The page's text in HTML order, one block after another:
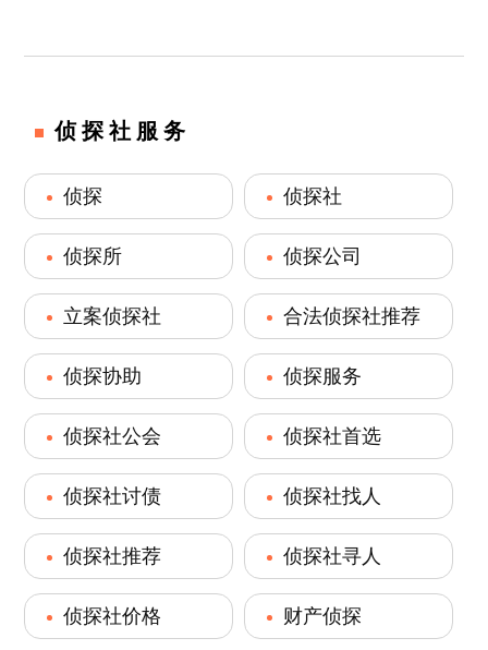
侦探社服务
侦探 侦探社
侦探所 侦探公司
立案侦探社 合法侦探社推荐
侦探协助 侦探服务
侦探社公会 侦探社首选
侦探社讨债 侦探社找人
侦探社推荐 侦探社寻人
侦探社价格 财产侦探